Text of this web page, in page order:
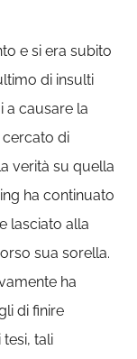
e si era subito
di insulti
a causare la
cercato di
verità su quella
ha continuato
lasciato alla
sua sorella.
ha
di finire
tali